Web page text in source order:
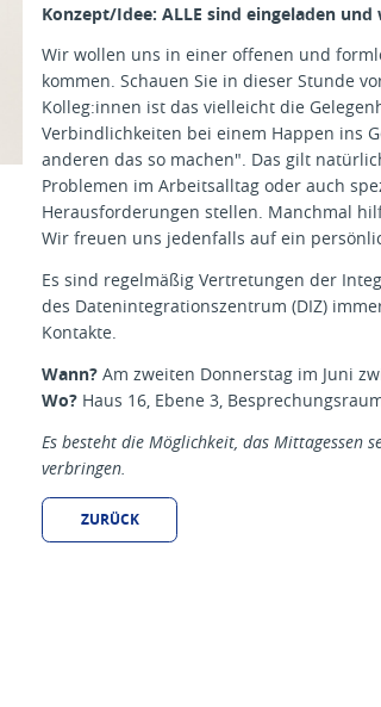
Konzept/Idee: ALLE sind eingeladen
Wir wollen uns in einer offenen und
kommen. Schauen Sie in dieser Stunde
Kolleg:innen ist das vielleicht die
Verbindlichkeiten bei einem Happen ins
anderen das so machen". Das gilt
Problemen im Arbeitsalltag oder auch
Herausforderungen stellen. Manchmal
Wir freuen uns jedenfalls auf ein
Es sind regelmäßig Vertretungen der
des Datenintegrationszentrum (DIZ)
Kontakte.
Wann? Am zweiten Donnerstag im Juni
Wo? Haus 16, Ebene 3,
Es besteht die Möglichkeit, das Mittagessen
verbringen.
ZURÜCK